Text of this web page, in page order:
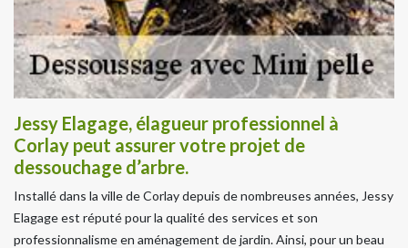
Jessy Elagage, élagueur professionnel à
Corlay peut assurer votre projet de
dessouchage d’arbre.
Installé dans la ville de Corlay depuis de nombreuses années, Jessy
Elagage est réputé pour la qualité des services et son
professionnalisme en aménagement de jardin. Ainsi, pour un beau